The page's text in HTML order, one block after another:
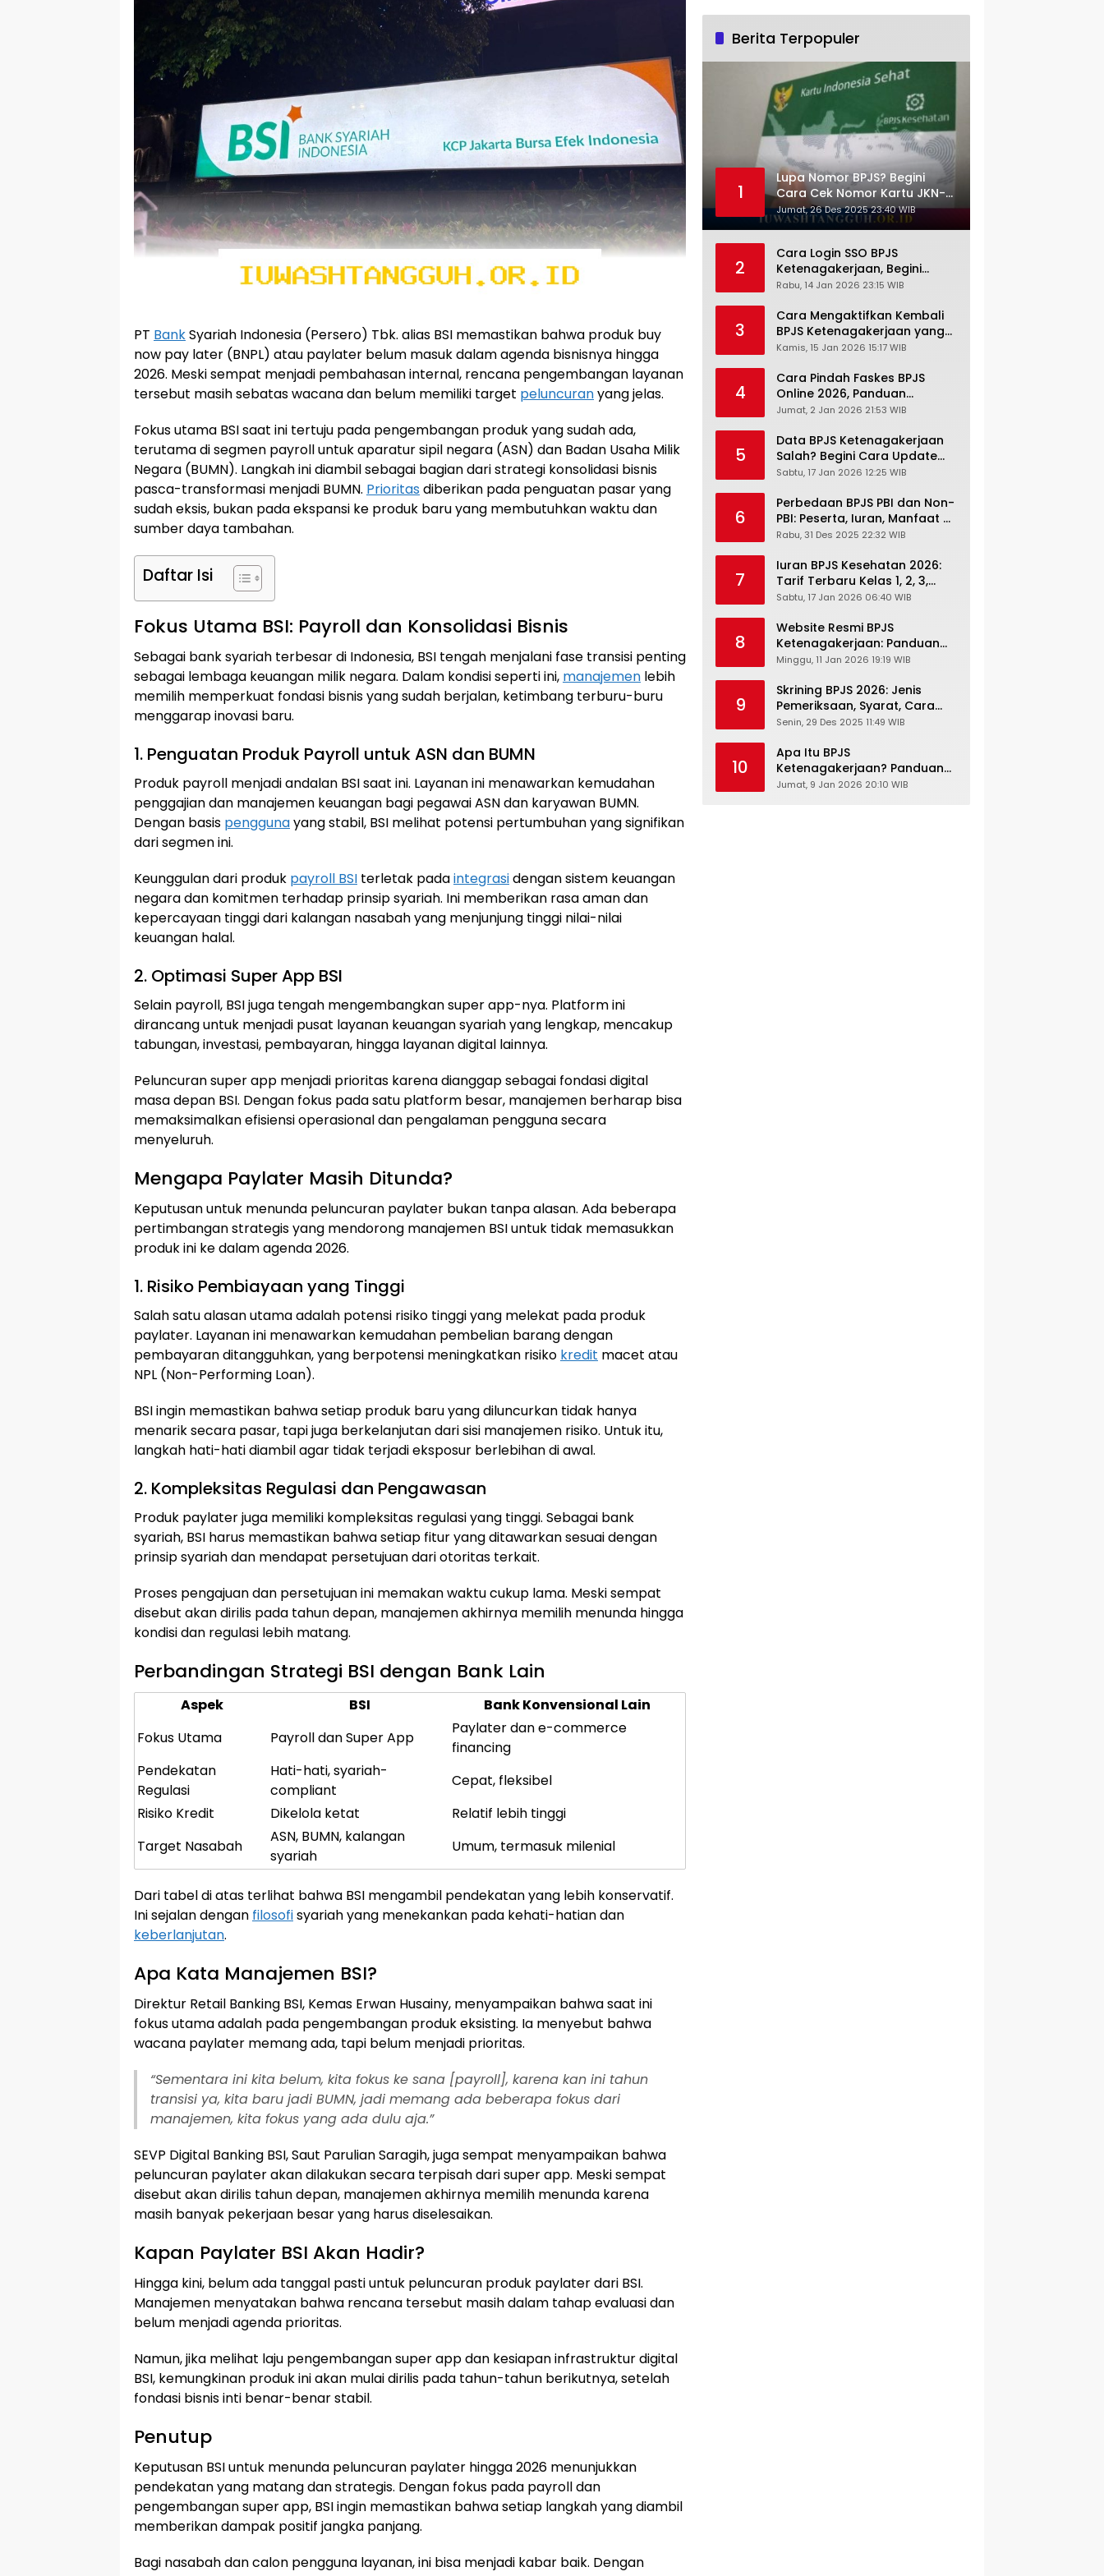
PT BankSyariah Indonesia (Persero) Tbk. alias BSI memastikan bahwa produk buy
now pay later (BNPL) atau paylater belum masuk dalam agenda bisnisnya hingga
2026. Meski sempat menjadi pembahasan internal, rencana pengembangan layanan
tersebut masih sebatas wacana dan belum memiliki target peluncuranyang jelas.
Fokus utama BSI saat ini tertuju pada pengembangan produk yang sudah ada,
terutama di segmen payroll untuk aparatur sipil negara (ASN) dan Badan Usaha Milik
Negara (BUMN). Langkah ini diambil sebagai bagian dari strategi konsolidasi bisnis
pasca-transformasi menjadi BUMN. Prioritas diberikan pada penguatan pasar yang
sudah eksis, bukan pada ekspansi ke produk baru yang membutuhkan waktu dan
sumber daya tambahan.
Daftar Isi
Fokus Utama BSI: Payroll dan Konsolidasi Bisnis
Sebagai bank syariah terbesar di Indonesia, BSI tengah menjalani fase transisi penting
sebagai lembaga keuangan milik negara. Dalam kondisi seperti ini, manajemen lebih
memilih memperkuat fondasi bisnis yang sudah berjalan, ketimbang terburu-buru
menggarap inovasi baru.
1. Penguatan Produk Payroll untuk ASN dan BUMN
Produk payroll menjadi andalan BSI saat ini. Layanan ini menawarkan kemudahan
penggajian dan manajemen keuangan bagi pegawai ASN dan karyawan BUMN.
Dengan basis penggunayang stabil, BSI melihat potensi pertumbuhan yang signifikan
dari segmen ini.
Keunggulan dari produk payroll BSI terletak padaintegrasidengan sistem keuangan
negara dan komitmen terhadap prinsip syariah. Ini memberikan rasa aman dan
kepercayaan tinggi dari kalangan nasabah yang menjunjung tinggi nilai-nilai
keuangan halal.
2. Optimasi Super App BSI
Selain payroll, BSI juga tengah mengembangkan super app-nya. Platform ini
dirancang untuk menjadi pusat layanan keuangan syariah yang lengkap, mencakup
tabungan, investasi, pembayaran, hingga layanan digital lainnya.
Peluncuran super app menjadi prioritas karena dianggap sebagai fondasi digital
masa depan BSI. Dengan fokus pada satu platform besar, manajemen berharap bisa
memaksimalkan efisiensi operasional dan pengalaman pengguna secara
menyeluruh.
Mengapa Paylater Masih Ditunda?
Keputusan untuk menunda peluncuran paylater bukan tanpa alasan. Ada beberapa
pertimbangan strategis yang mendorong manajemen BSI untuk tidak memasukkan
produk ini ke dalam agenda 2026.
1. Risiko Pembiayaan yang Tinggi
Salah satu alasan utama adalah potensi risiko tinggi yang melekat pada produk
paylater. Layanan ini menawarkan kemudahan pembelian barang dengan
pembayaran ditangguhkan, yang berpotensi meningkatkan risiko kredit macet atau
NPL (Non-Performing Loan).
BSI ingin memastikan bahwa setiap produk baru yang diluncurkan tidak hanya
menarik secara pasar, tapi juga berkelanjutan dari sisi manajemen risiko. Untuk itu,
langkah hati-hati diambil agar tidak terjadi eksposur berlebihan di awal.
2. Kompleksitas Regulasi dan Pengawasan
Produk paylater juga memiliki kompleksitas regulasi yang tinggi. Sebagai bank
syariah, BSI harus memastikan bahwa setiap fitur yang ditawarkan sesuai dengan
prinsip syariah dan mendapat persetujuan dari otoritas terkait.
Proses pengajuan dan persetujuan ini memakan waktu cukup lama. Meski sempat
disebut akan dirilis pada tahun depan, manajemen akhirnya memilih menunda hingga
kondisi dan regulasi lebih matang.
Perbandingan Strategi BSI dengan Bank Lain
Aspek BSI
Bank Konvensional Lain
Fokus Utama
Payroll dan Super App
Paylater dan e-commerce
financing
Pendekatan
Regulasi
Hati-hati, syariah-
compliant
Cepat, fleksibel
Risiko Kredit
Dikelola ketat
Relatif lebih tinggi
Target Nasabah
ASN, BUMN, kalangan
syariah
Umum, termasuk milenial
Dari tabel di atas terlihat bahwa BSI mengambil pendekatan yang lebih konservatif.
Ini sejalan dengan filosofisyariah yang menekankan pada kehati-hatian dan
keberlanjutan.
Apa Kata Manajemen BSI?
Direktur Retail Banking BSI, Kemas Erwan Husainy, menyampaikan bahwa saat ini
fokus utama adalah pada pengembangan produk eksisting. Ia menyebut bahwa
wacana paylater memang ada, tapi belum menjadi prioritas.
“Sementara ini kita belum, kita fokus ke sana [payroll], karena kan ini tahun
transisi ya, kita baru jadi BUMN, jadi memang ada beberapa fokus dari
manajemen, kita fokus yang ada dulu aja.”
SEVP Digital Banking BSI, Saut Parulian Saragih, juga sempat menyampaikan bahwa
peluncuran paylater akan dilakukan secara terpisah dari super app. Meski sempat
disebut akan dirilis tahun depan, manajemen akhirnya memilih menunda karena
masih banyak pekerjaan besar yang harus diselesaikan.
Kapan Paylater BSI Akan Hadir?
Hingga kini, belum ada tanggal pasti untuk peluncuran produk paylater dari BSI.
Manajemen menyatakan bahwa rencana tersebut masih dalam tahap evaluasi dan
belum menjadi agenda prioritas.
Namun, jika melihat laju pengembangan super app dan kesiapan infrastruktur digital
BSI, kemungkinan produk ini akan mulai dirilis pada tahun-tahun berikutnya, setelah
fondasi bisnis inti benar-benar stabil.
Penutup
Keputusan BSI untuk menunda peluncuran paylater hingga 2026 menunjukkan
pendekatan yang matang dan strategis. Dengan fokus pada payroll dan
pengembangan super app, BSI ingin memastikan bahwa setiap langkah yang diambil
memberikan dampak positif jangka panjang.
Bagi nasabah dan calon pengguna layanan, ini bisa menjadi kabar baik. Dengan
Berita Terpopuler
1
Lupa Nomor BPJS? Begini
Cara Cek Nomor Kartu JKN-
KIS dengan NIK KTP
Jumat, 26 Des 2025 23:40 WIB
2
Cara Login SSO BPJS
Ketenagakerjaan, Begini
Tutorial Lengkap dan
Rabu, 14 Jan 2026 23:15 WIB
3
Cara Mengaktifkan Kembali
BPJS Ketenagakerjaan yang
Nonaktif, Begini Panduan
Kamis, 15 Jan 2026 15:17 WIB
4
Cara Pindah Faskes BPJS
Online 2026, Panduan
Lengkap via Mobile JKN,
Cabang
Jumat, 2 Jan 2026 21:53 WIB
5
Data BPJS Ketenagakerjaan
Salah? Begini Cara Update
Rekening, Alamat, HP di JMO
Sabtu, 17 Jan 2026 12:25 WIB
6
Perbedaan BPJS PBI dan Non-
PBI: Peserta, Iuran, Manfaat &
Masa Berlaku Terbaru 2026
Rabu, 31 Des 2025 22:32 WIB
7
Iuran BPJS Kesehatan 2026:
Tarif Terbaru Kelas 1, 2, 3,
Cara Bayar, Denda &
JKN-KIS
Sabtu, 17 Jan 2026 06:40 WIB
8
Website Resmi BPJS
Ketenagakerjaan: Panduan
Lengkap Akses dan Fitur
Minggu, 11 Jan 2026 19:19 WIB
9
Skrining BPJS 2026: Jenis
Pemeriksaan, Syarat, Cara
Daftar & Cek Riwayat
Senin, 29 Des 2025 11:49 WIB
10
Apa Itu BPJS
Ketenagakerjaan? Panduan
Lengkap untuk Pekerja dan
Jumat, 9 Jan 2026 20:10 WIB